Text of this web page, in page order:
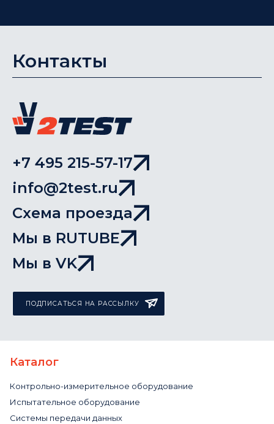
Контакты
+7 495 215-57-17
info@2test.ru
Схема проезда
Мы в RUTUBE
Мы в VK
ПОДПИСАТЬСЯ НА РАССЫЛКУ
Каталог
Контрольно-измерительное оборудование
Испытательное оборудование
Системы передачи данных